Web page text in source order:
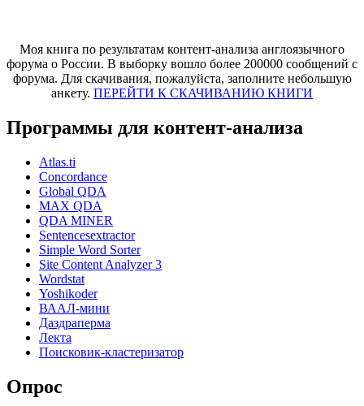
Моя книга по результатам контент-анализа англоязычного
форума о России. В выборку вошло более 200000 сообщений с
форума. Для скачивания, пожалуйста, заполните небольшую
анкету. ПЕРЕЙТИ К СКАЧИВАНИЮ КНИГИ
Программы для контент-анализа
Atlas.ti
Concordance
Global QDA
MAX QDA
QDA MINER
Sentencesextractor
Simple Word Sorter
Site Content Analyzer 3
Wordstat
Yoshikoder
ВААЛ-мини
Даздраперма
Лекта
Поисковик-кластеризатор
Опрос